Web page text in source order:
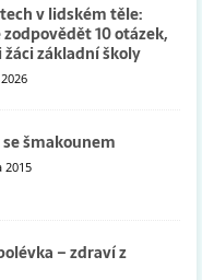
v lidském těle:
10 otázek,
žáci základní školy
šmakounem
2015
– zdraví z